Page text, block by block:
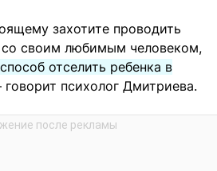
захотите проводить
со своим любимым человеком,
отселить ребенка в
психолог Дмитриева.